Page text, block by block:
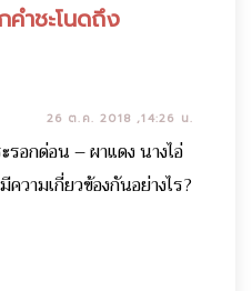
ำชะโนดถึง
26 ต.ค. 2018 ,14:26 น.
อกด่อน – ผาแดง นางไอ่
วามเกี่ยวข้องกันอย่างไร?